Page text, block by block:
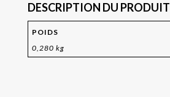
DESCRIPTION DU PRODUIT
POIDS
0,280 kg